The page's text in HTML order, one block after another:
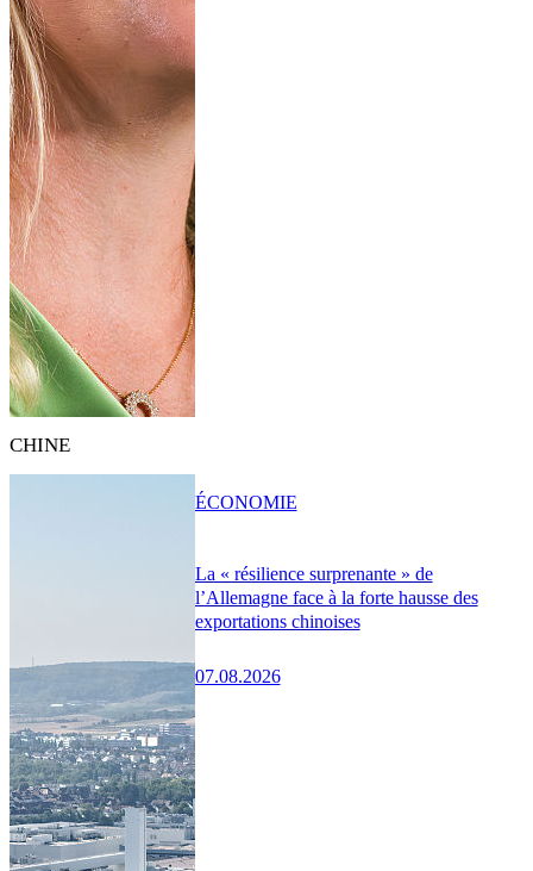
CHINE
La « résilience surprenante » de
l’Allemagne face à la forte hausse des
exportations chinoises
07.08.2026
ÉCONOMIE